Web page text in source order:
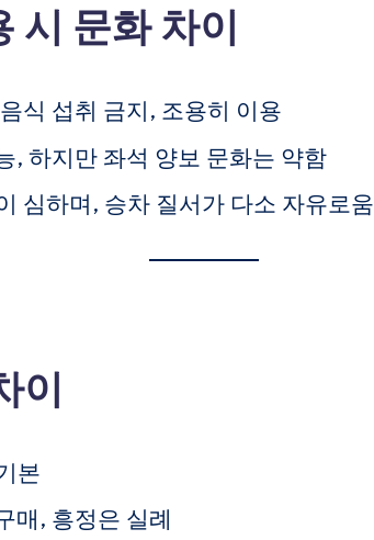
시 문화 차이
식 섭취 금지, 조용히 이용
, 하지만 좌석 양보 문화는 약함
심하며, 승차 질서가 다소 자유로움
이
본
매, 흥정은 실례